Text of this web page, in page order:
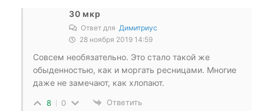
30 мкр
Ответ для Димитриус
28 ноября 2019 14:59
Совсем необязательно. Это стало такой же
обыденностью, как и моргать ресницами. Многие
даже не замечают, как хлопают.
8 0 Ответить